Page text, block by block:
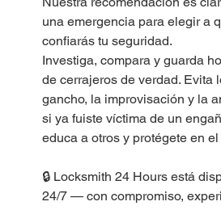
una emergencia para elegir a
confiarás tu seguridad.
Investiga, compara y guarda
de cerrajeros de verdad. Evita
gancho, la improvisación y la
si ya fuiste víctima de un
educa a otros y protégete en el
🔒 Locksmith 24 Hours está
24/7 — con compromiso,